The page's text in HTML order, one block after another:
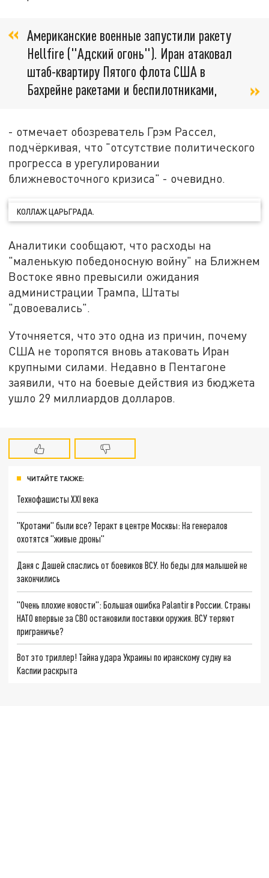
Американские военные запустили ракету
Hellfire ("Адский огонь"). Иран атаковал
штаб-квартиру Пятого флота США в
Бахрейне ракетами и беспилотниками,
- отмечает обозреватель Грэм Рассел,
подчёркивая, что "отсутствие политического
прогресса в урегулировании
ближневосточного кризиса" - очевидно.
КОЛЛАЖ ЦАРЬГРАДА.
Аналитики сообщают, что расходы на
"маленькую победоносную войну" на Ближнем
Востоке явно превысили ожидания
администрации Трампа, Штаты
"довоевались".
Уточняется, что это одна из причин, почему
США не торопятся вновь атаковать Иран
крупными силами. Недавно в Пентагоне
заявили, что на боевые действия из бюджета
ушло 29 миллиардов долларов.
ЧИТАЙТЕ ТАКЖЕ:
Технофашисты XXI века
"Кротами" были все? Теракт в центре Москвы: На генералов
охотятся "живые дроны"
Даня с Дашей спаслись от боевиков ВСУ. Но беды для малышей не
закончились
"Очень плохие новости": Большая ошибка Palantir в России. Страны
НАТО впервые за СВО остановили поставки оружия. ВСУ теряют
приграничье?
Вот это триллер! Тайна удара Украины по иранскому судну на
Каспии раскрыта